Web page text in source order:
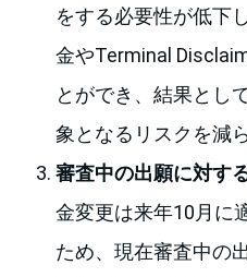
をする必要性が低下
金やTerminal
とができ、結果とし
象となるリスクを減
審査中の出願に対す
金変更は来年10月に
ため、現在審査中の